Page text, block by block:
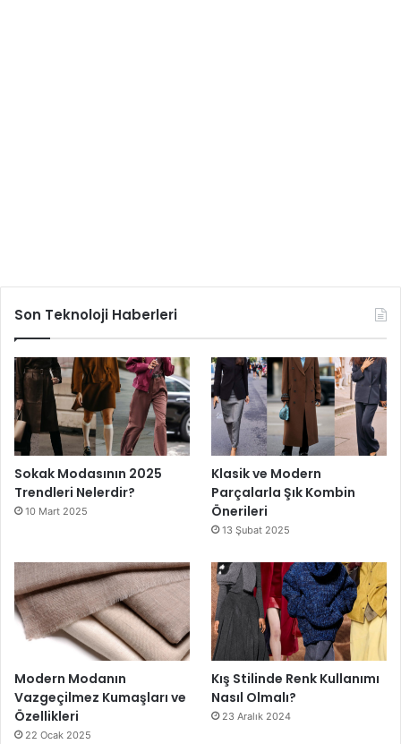
Son Teknoloji Haberleri
Sokak Modasının 2025
Trendleri Nelerdir?
10 Mart 2025
Klasik ve Modern
Parçalarla Şık Kombin
Önerileri
13 Şubat 2025
Modern Modanın
Vazgeçilmez Kumaşları ve
Özellikleri
22 Ocak 2025
Kış Stilinde Renk Kullanımı
Nasıl Olmalı?
23 Aralık 2024